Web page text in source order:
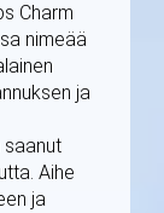
Charm
nimeää
ja
saanut
Aihe
ja